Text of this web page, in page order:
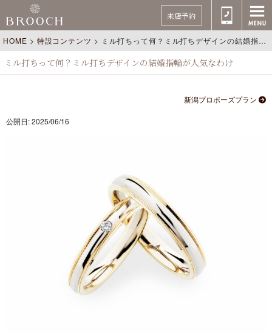
来店予約
HOME > 特設コンテンツ > ミル打ちって何？ミル打ちデザインの結婚指輪が人気なわけ
ミル打ちって何？ミル打ちデザインの結婚指輪が人気なわけ
新潟プロポーズプラン
公開日: 2025/06/16